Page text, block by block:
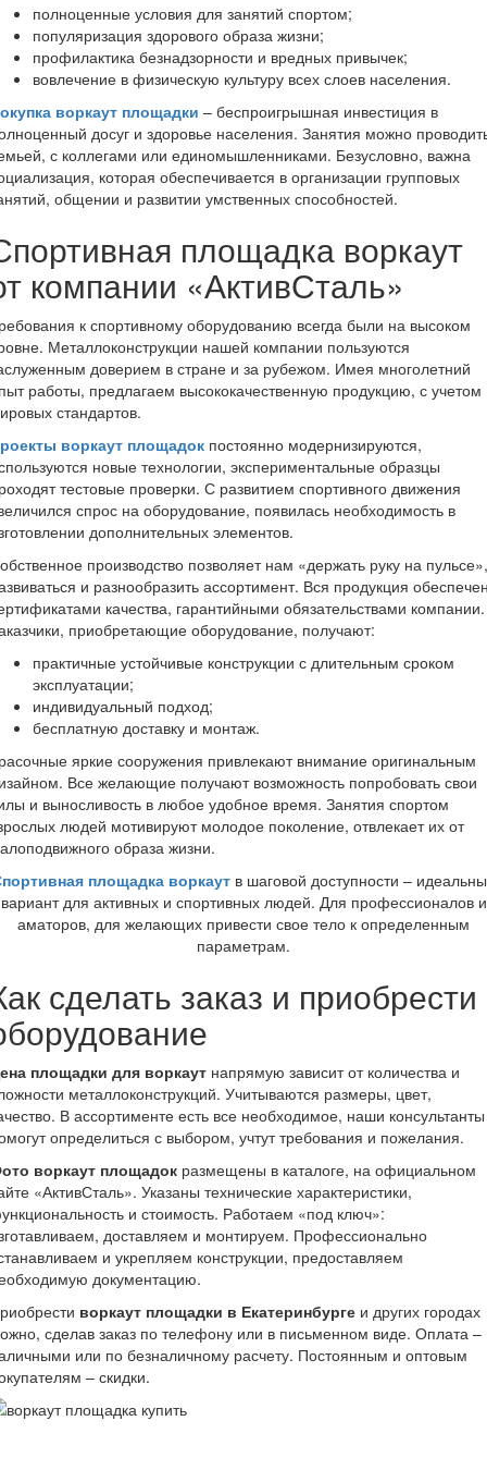
полноценные условия для занятий спортом;
популяризация здорового образа жизни;
профилактика безнадзорности и вредных привычек;
вовлечение в физическую культуру всех слоев населения.
воркаут площадки – беспроигрышная инвестиция в
досуг и здоровье населения. Занятия можно
с коллегами или единомышленниками. Безусловно, важна
которая обеспечивается в организации групповых
общении и развитии умственных способностей.
площадка воркаут
компании «АктивСталь»
к спортивному оборудованию всегда были на высоком
Металлоконструкции нашей компании пользуются
доверием в стране и за рубежом. Имея многолетний
работы, предлагаем высококачественную продукцию, с учетом
стандартов.
воркаут площадок постоянно модернизируются,
новые технологии, экспериментальные образцы
тестовые проверки. С развитием спортивного движения
спрос на оборудование, появилась необходимость в
дополнительных элементов.
производство позволяет нам «держать руку на пульсе»,
и разнообразить ассортимент. Вся продукция
качества, гарантийными обязательствами компании.
приобретающие оборудование, получают:
практичные устойчивые конструкции с длительным сроком
эксплуатации;
индивидуальный подход;
бесплатную доставку и монтаж.
яркие сооружения привлекают внимание оригинальным
Все желающие получают возможность попробовать свои
и выносливость в любое удобное время. Занятия спортом
людей мотивируют молодое поколение, отвлекает их от
образа жизни.
площадка воркаут в шаговой доступности –
вариант для активных и спортивных людей. Для профессионалов и
аматоров, для желающих привести свое тело к определенным
параметрам.
сделать заказ и приобрести
площадки для воркаут напрямую зависит от количества и
металлоконструкций. Учитываются размеры, цвет,
В ассортименте есть все необходимое, наши консультанты
определиться с выбором, учтут требования и пожелания.
воркаут площадок размещены в каталоге, на официальном
«АктивСталь». Указаны технические характеристики,
и стоимость. Работаем «под ключ»:
доставляем и монтируем. Профессионально
и укрепляем конструкции, предоставляем
документацию.
воркаут площадки в Екатеринбурге и других городах
сделав заказ по телефону или в письменном виде. Оплата –
или по безналичному расчету. Постоянным и оптовым
– скидки.